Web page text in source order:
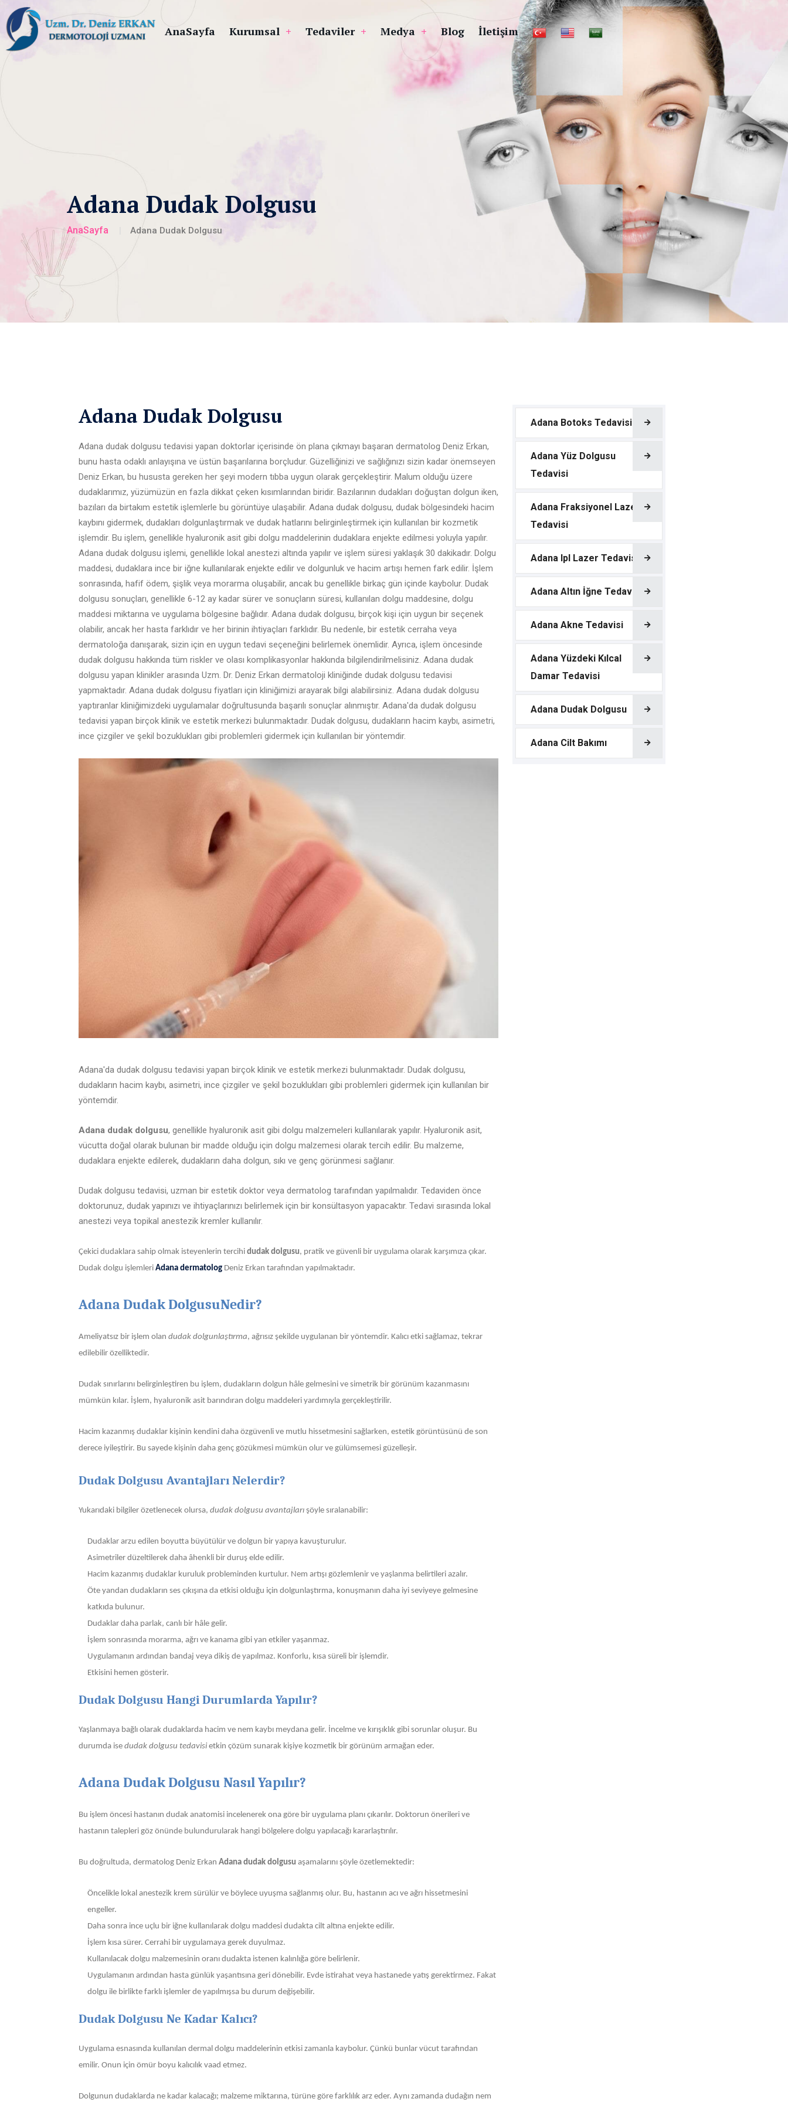
AnaSayfa Kurumsal Tedaviler Medya Blog İletişim
Adana Dudak Dolgusu
AnaSayfa Adana Dudak Dolgusu
Adana Dudak Dolgusu
Adana dudak dolgusu tedavisi yapan doktorlar içerisinde ön plana çıkmayı başaran dermatolog Deniz Erkan,
bunu hasta odaklı anlayışına ve üstün başarılarına borçludur. Güzelliğinizi ve sağlığınızı sizin kadar önemseyen
Deniz Erkan, bu hususta gereken her şeyi modern tıbba uygun olarak gerçekleştirir. Malum olduğu üzere
dudaklarımız, yüzümüzün en fazla dikkat çeken kısımlarından biridir. Bazılarının dudakları doğuştan dolgun iken,
bazıları da birtakım estetik işlemlerle bu görüntüye ulaşabilir. Adana dudak dolgusu, dudak bölgesindeki hacim
kaybını gidermek, dudakları dolgunlaştırmak ve dudak hatlarını belirginleştirmek için kullanılan bir kozmetik
işlemdir. Bu işlem, genellikle hyaluronik asit gibi dolgu maddelerinin dudaklara enjekte edilmesi yoluyla yapılır.
Adana dudak dolgusu işlemi, genellikle lokal anestezi altında yapılır ve işlem süresi yaklaşık 30 dakikadır. Dolgu
maddesi, dudaklara ince bir iğne kullanılarak enjekte edilir ve dolgunluk ve hacim artışı hemen fark edilir. İşlem
sonrasında, hafif ödem, şişlik veya morarma oluşabilir, ancak bu genellikle birkaç gün içinde kaybolur. Dudak
dolgusu sonuçları, genellikle 6-12 ay kadar sürer ve sonuçların süresi, kullanılan dolgu maddesine, dolgu
maddesi miktarına ve uygulama bölgesine bağlıdır. Adana dudak dolgusu, birçok kişi için uygun bir seçenek
olabilir, ancak her hasta farklıdır ve her birinin ihtiyaçları farklıdır. Bu nedenle, bir estetik cerraha veya
dermatoloğa danışarak, sizin için en uygun tedavi seçeneğini belirlemek önemlidir. Ayrıca, işlem öncesinde
dudak dolgusu hakkında tüm riskler ve olası komplikasyonlar hakkında bilgilendirilmelisiniz. Adana dudak
dolgusu yapan klinikler arasında Uzm. Dr. Deniz Erkan dermatoloji kliniğinde dudak dolgusu tedavisi
yapmaktadır. Adana dudak dolgusu fiyatları için kliniğimizi arayarak bilgi alabilirsiniz. Adana dudak dolgusu
yaptıranlar kliniğimizdeki uygulamalar doğrultusunda başarılı sonuçlar alınmıştır. Adana'da dudak dolgusu
tedavisi yapan birçok klinik ve estetik merkezi bulunmaktadır. Dudak dolgusu, dudakların hacim kaybı, asimetri,
ince çizgiler ve şekil bozuklukları gibi problemleri gidermek için kullanılan bir yöntemdir.
Adana'da dudak dolgusu tedavisi yapan birçok klinik ve estetik merkezi bulunmaktadır. Dudak dolgusu,
dudakların hacim kaybı, asimetri, ince çizgiler ve şekil bozuklukları gibi problemleri gidermek için kullanılan bir
yöntemdir.
Adana dudak dolgusu, genellikle hyaluronik asit gibi dolgu malzemeleri kullanılarak yapılır. Hyaluronik asit,
vücutta doğal olarak bulunan bir madde olduğu için dolgu malzemesi olarak tercih edilir. Bu malzeme,
dudaklara enjekte edilerek, dudakların daha dolgun, sıkı ve genç görünmesi sağlanır.
Dudak dolgusu tedavisi, uzman bir estetik doktor veya dermatolog tarafından yapılmalıdır. Tedaviden önce
doktorunuz, dudak yapınızı ve ihtiyaçlarınızı belirlemek için bir konsültasyon yapacaktır. Tedavi sırasında lokal
anestezi veya topikal anestezik kremler kullanılır.
Çekici dudaklara sahip olmak isteyenlerin tercihi dudak dolgusu, pratik ve güvenli bir uygulama olarak karşımıza çıkar.
Dudak dolgu işlemleri Adana dermatolog Deniz Erkan tarafından yapılmaktadır.
Adana Dudak DolgusuNedir?
Ameliyatsız bir işlem olan dudak dolgunlaştırma, ağrısız şekilde uygulanan bir yöntemdir. Kalıcı etki sağlamaz, tekrar
edilebilir özelliktedir.
Dudak sınırlarını belirginleştiren bu işlem, dudakların dolgun hâle gelmesini ve simetrik bir görünüm kazanmasını
mümkün kılar. İşlem, hyaluronik asit barındıran dolgu maddeleri yardımıyla gerçekleştirilir.
Hacim kazanmış dudaklar kişinin kendini daha özgüvenli ve mutlu hissetmesini sağlarken, estetik görüntüsünü de son
derece iyileştirir. Bu sayede kişinin daha genç gözükmesi mümkün olur ve gülümsemesi güzelleşir.
Dudak Dolgusu Avantajları Nelerdir?
Yukarıdaki bilgiler özetlenecek olursa, dudak dolgusu avantajları şöyle sıralanabilir:
Dudaklar arzu edilen boyutta büyütülür ve dolgun bir yapıya kavuşturulur.
Asimetriler düzeltilerek daha âhenkli bir duruş elde edilir.
Hacim kazanmış dudaklar kuruluk probleminden kurtulur. Nem artışı gözlemlenir ve yaşlanma belirtileri azalır.
Öte yandan dudakların ses çıkışına da etkisi olduğu için dolgunlaştırma, konuşmanın daha iyi seviyeye gelmesine
katkıda bulunur.
Dudaklar daha parlak, canlı bir hâle gelir.
İşlem sonrasında morarma, ağrı ve kanama gibi yan etkiler yaşanmaz.
Uygulamanın ardından bandaj veya dikiş de yapılmaz. Konforlu, kısa süreli bir işlemdir.
Etkisini hemen gösterir.
Dudak Dolgusu Hangi Durumlarda Yapılır?
Yaşlanmaya bağlı olarak dudaklarda hacim ve nem kaybı meydana gelir. İncelme ve kırışıklık gibi sorunlar oluşur. Bu
durumda ise dudak dolgusu tedavisi etkin çözüm sunarak kişiye kozmetik bir görünüm armağan eder.
Adana Dudak Dolgusu Nasıl Yapılır?
Bu işlem öncesi hastanın dudak anatomisi incelenerek ona göre bir uygulama planı çıkarılır. Doktorun önerileri ve
hastanın talepleri göz önünde bulundurularak hangi bölgelere dolgu yapılacağı kararlaştırılır.
Bu doğrultuda, dermatolog Deniz Erkan Adana dudak dolgusu aşamalarını şöyle özetlemektedir:
Öncelikle lokal anestezik krem sürülür ve böylece uyuşma sağlanmış olur. Bu, hastanın acı ve ağrı hissetmesini
engeller.
Daha sonra ince uçlu bir iğne kullanılarak dolgu maddesi dudakta cilt altına enjekte edilir.
İşlem kısa sürer. Cerrahi bir uygulamaya gerek duyulmaz.
Kullanılacak dolgu malzemesinin oranı dudakta istenen kalınlığa göre belirlenir.
Uygulamanın ardından hasta günlük yaşantısına geri dönebilir. Evde istirahat veya hastanede yatış gerektirmez. Fakat
dolgu ile birlikte farklı işlemler de yapılmışsa bu durum değişebilir.
Dudak Dolgusu Ne Kadar Kalıcı?
Uygulama esnasında kullanılan dermal dolgu maddelerinin etkisi zamanla kaybolur. Çünkü bunlar vücut tarafından
emilir. Onun için ömür boyu kalıcılık vaad etmez.
Dolgunun dudaklarda ne kadar kalacağı; malzeme miktarına, türüne göre farklılık arz eder. Aynı zamanda dudağın nem
Adana Botoks Tedavisi
Adana Yüz Dolgusu
Tedavisi
Adana Fraksiyonel Lazer
Tedavisi
Adana Ipl Lazer Tedavisi
Adana Altın İğne Tedavisi
Adana Akne Tedavisi
Adana Yüzdeki Kılcal
Damar Tedavisi
Adana Dudak Dolgusu
Adana Cilt Bakımı